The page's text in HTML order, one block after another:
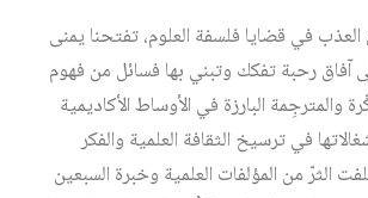
العذب في قضايا فلسفة العلوم، تفتحنا يمنى
رحبة تفكك وتبني بها فسائل من فهوم
والمترجِمة البارزة في الأوساط الأكاديمية
في ترسيخ الثقافة العلمية والفكر
الثرّ من المؤلفات العلمية وخبرة السبعين